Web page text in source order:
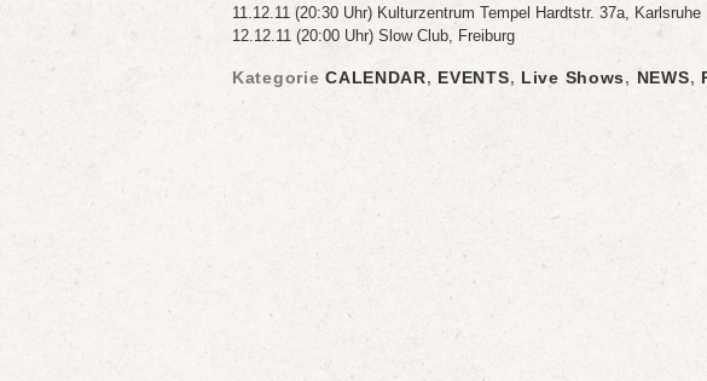
11.12.11 (20:30 Uhr) Kulturzentrum Tempel Hardtstr. 37a, Karlsruhe
12.12.11 (20:00 Uhr) Slow Club, Freiburg
KategorieCALENDAR, EVENTS, Live Shows, NEWS,